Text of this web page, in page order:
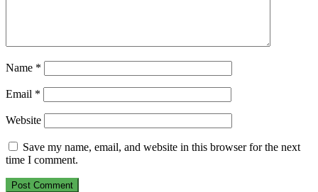
Name *
Email *
Website
Save my name, email, and website in this browser for the next
time I comment.